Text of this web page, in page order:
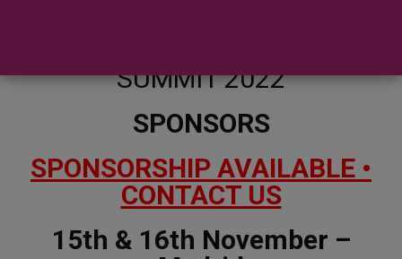
SUMMIT 2022
SPONSORS
SPONSORSHIP AVAILABLE •
CONTACT US
15th & 16th November –